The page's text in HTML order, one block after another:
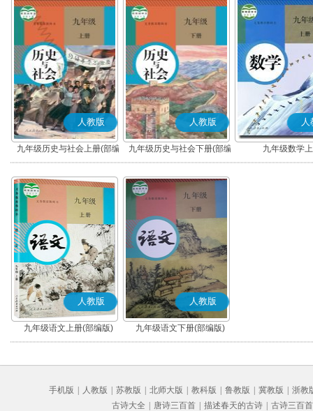
人教版
九年级历史与社会上册(部编
版)
人教版
九年级历史与社会下册(部编
版)
人
九年级数学
人教版
九年级语文上册(部编版)
人教版
九年级语文下册(部编版)
手机版 人教版 苏教版 北师大版 教科版 鲁教版 冀教版
浙教
古诗大全
唐诗三百首 描述春天的古诗 古诗三百首